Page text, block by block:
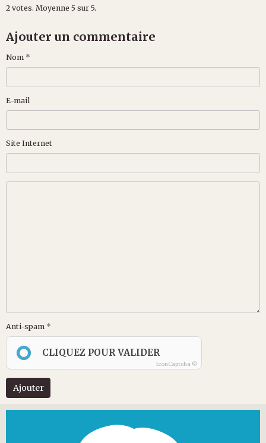
2 votes. Moyenne 5 sur 5.
Ajouter un commentaire
Nom
E-mail
Site Internet
Anti-spam
CLIQUEZ POUR VALIDER
IconCaptcha ©
Ajouter